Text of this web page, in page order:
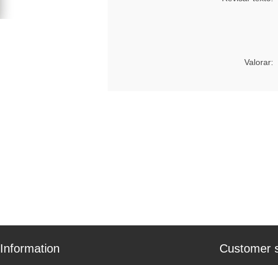
Valorar:
Information Customer